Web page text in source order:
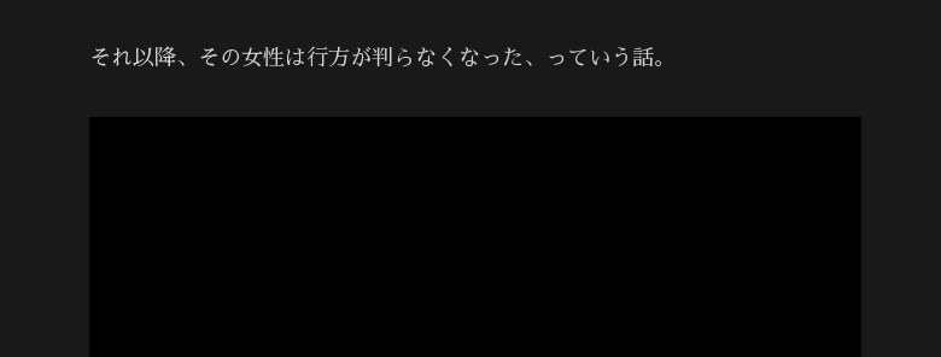
それ以降、その女性は行方が判らなくなった、っていう話。